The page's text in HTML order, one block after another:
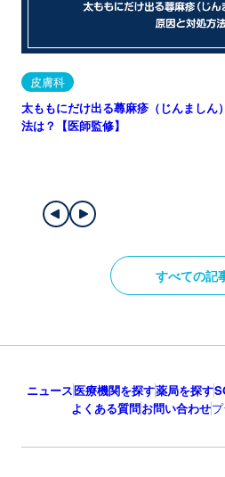
皮膚科
太ももにだけ出る蕁麻疹（じんましん
法は？【医師監修】
すべての記
ニュース医療機関を探す薬局を探す
よくある質問お問い合わせ